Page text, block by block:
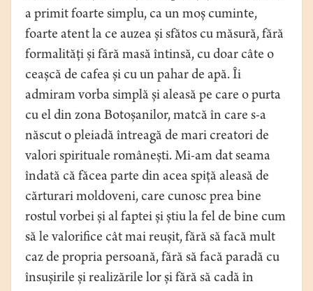
a primit foarte simplu, ca un moș cuminte,
foarte atent la ce auzea și sfătos cu măsură, fără
formalități și fără masă întinsă, cu doar câte o
ceașcă de cafea și cu un pahar de apă. Îi
admiram vorba simplă și aleasă pe care o purta
cu el din zona Botoșanilor, matcă în care s-a
născut o pleiadă întreagă de mari creatori de
valori spirituale românești. Mi-am dat seama
îndată că făcea parte din acea spiță aleasă de
cărturari moldoveni, care cunosc prea bine
rostul vorbei și al faptei și știu la fel de bine cum
să le valorifice cât mai reușit, fără să facă mult
caz de propria persoană, fără să facă paradă cu
însușirile și realizările lor și fără să cadă în